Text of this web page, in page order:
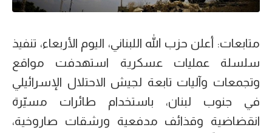
متابعات: أعلن حزب الله اللبناني، اليوم الأربعاء، تنفيذ
سلسلة عمليات عسكرية استهدفت مواقع
وتجمعات وآليات تابعة لجيش الاحتلال الإسرائيلي
في جنوب لبنان، باستخدام طائرات مسيّرة
انقضاضية وقذائف مدفعية ورشقات صاروخية،